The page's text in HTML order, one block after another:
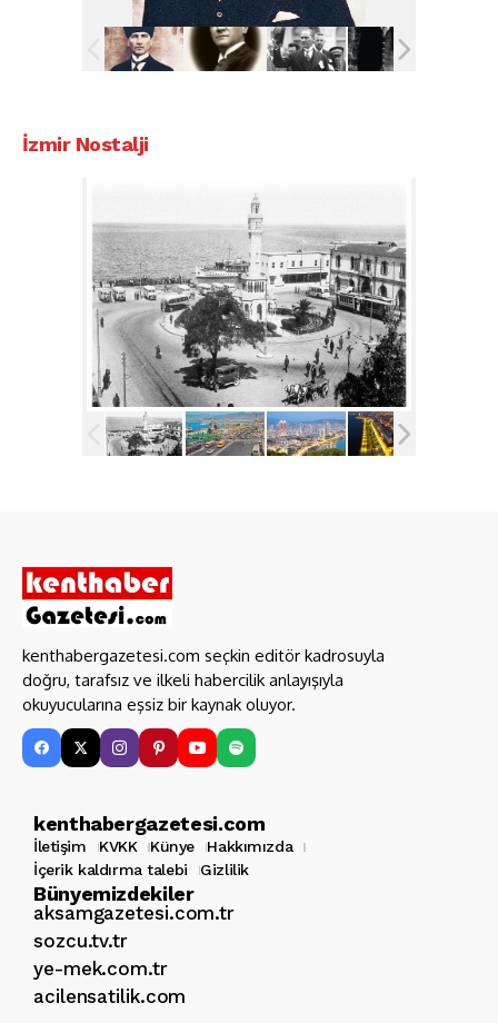
İzmir Nostalji
kenthabergazetesi.com seçkin editör kadrosuyla
doğru, tarafsız ve ilkeli habercilik anlayışıyla
okuyucularına eşsiz bir kaynak oluyor.
kenthabergazetesi.com
İletişim KVKK Künye
Hakkımızda
İçerik kaldırma talebi
Gizlilik
Bünyemizdekiler
aksamgazetesi.com.tr
sozcu.tv.tr
ye-mek.com.tr
acilensatilik.com